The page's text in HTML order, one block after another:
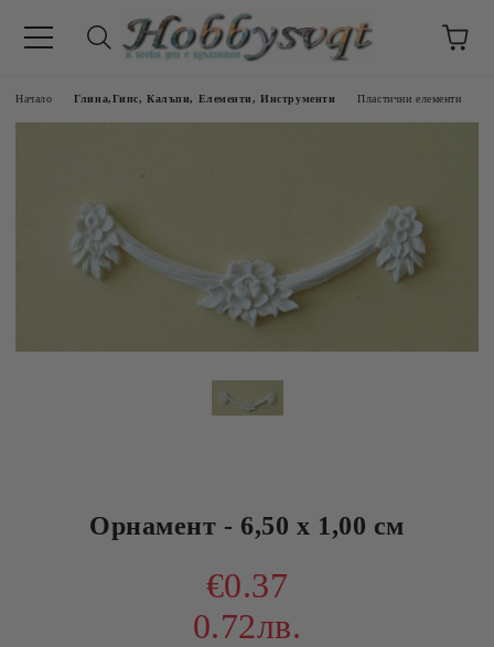
Начало Глина,Гипс, Калъпи, Елементи, Инструменти Пластични елементи
Орнамент - 6,50 x 1,00 см
€0.37
0.72лв.